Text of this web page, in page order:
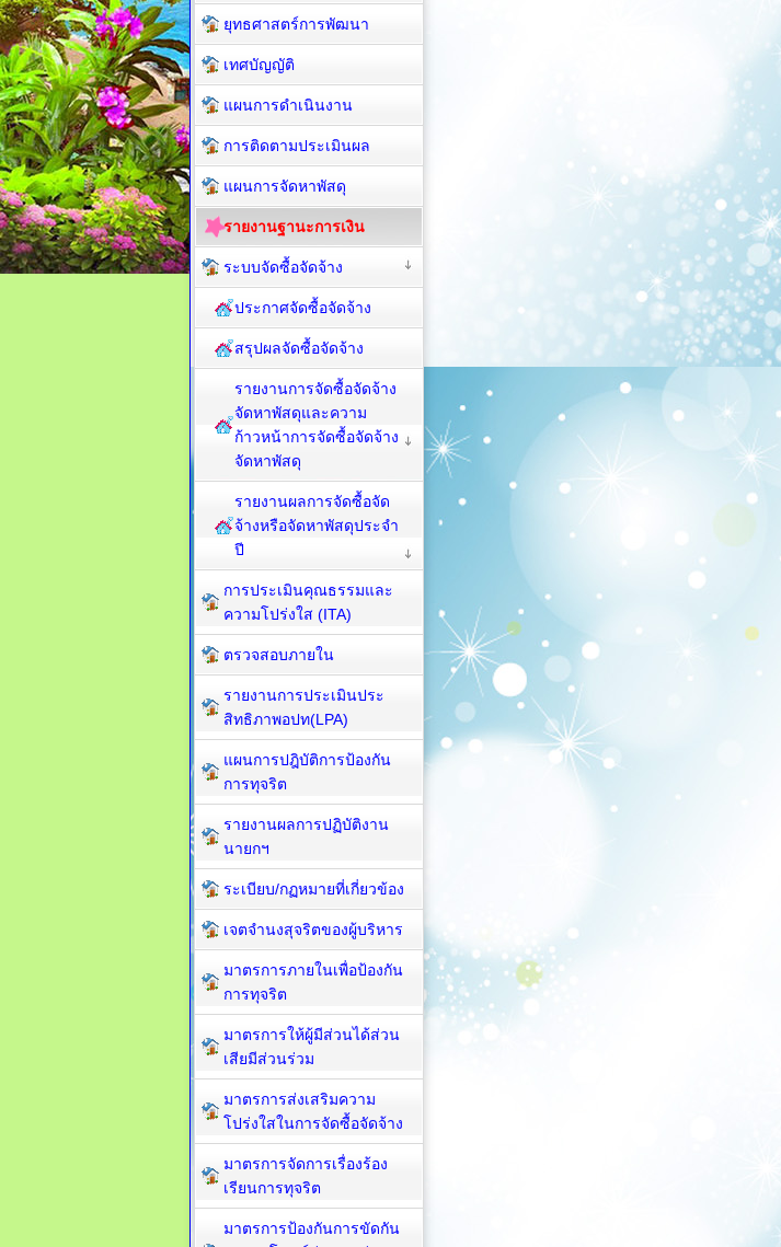
ยุทธศาสตร์การพัฒนา
เทศบัญญัติ
แผนการดำเนินงาน
การติดตามประเมินผล
แผนการจัดหาพัสดุ
รายงานฐานะการเงิน
ระบบจัดซื้อจัดจ้าง
ประกาศจัดซื้อจัดจ้าง
สรุปผลจัดซื้อจัดจ้าง
รายงานการจัดซื้อจัดจ้าง
จัดหาพัสดุและความ
ก้าวหน้าการจัดซื้อจัดจ้าง
จัดหาพัสดุ
รายงานผลการจัดซื้อจัด
จ้างหรือจัดหาพัสดุประจำ
ปี
การประเมินคุณธรรมและ
ความโปร่งใส (ITA)
ตรวจสอบภายใน
รายงานการประเมินประ
สิทธิภาพอปท(LPA)
แผนการปฎิบัติการป้องกัน
การทุจริต
รายงานผลการปฏิบัติงาน
นายกฯ
ระเบียบ/กฏหมายที่เกี่ยวข้อง
เจตจำนงสุจริตของผู้บริหาร
มาตรการภายในเพื่อป้องกัน
การทุจริต​
มาตรการให้ผู้มีส่วนได้ส่วน
เสียมีส่วนร่วม
มาตรการส่งเสริมความ
โปร่งใสในการจัดซื้อจัดจ้าง
มาตรการจัดการเรื่องร้อง
เรียนการทุจริต
มาตรการป้องกันการขัดกัน